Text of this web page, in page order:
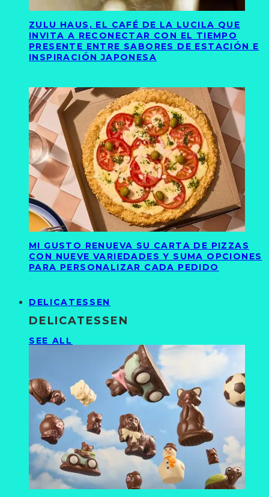
ZULU HAUS, EL CAFÉ DE LA LUCILA QUE
INVITA A RECONECTAR CON EL TIEMPO
PRESENTE ENTRE SABORES DE ESTACIÓN E
INSPIRACIÓN JAPONESA
MI GUSTO RENUEVA SU CARTA DE PIZZAS
CON NUEVE VARIEDADES Y SUMA OPCIONES
PARA PERSONALIZAR CADA PEDIDO
DELICATESSEN
DELICATESSEN
SEE ALL